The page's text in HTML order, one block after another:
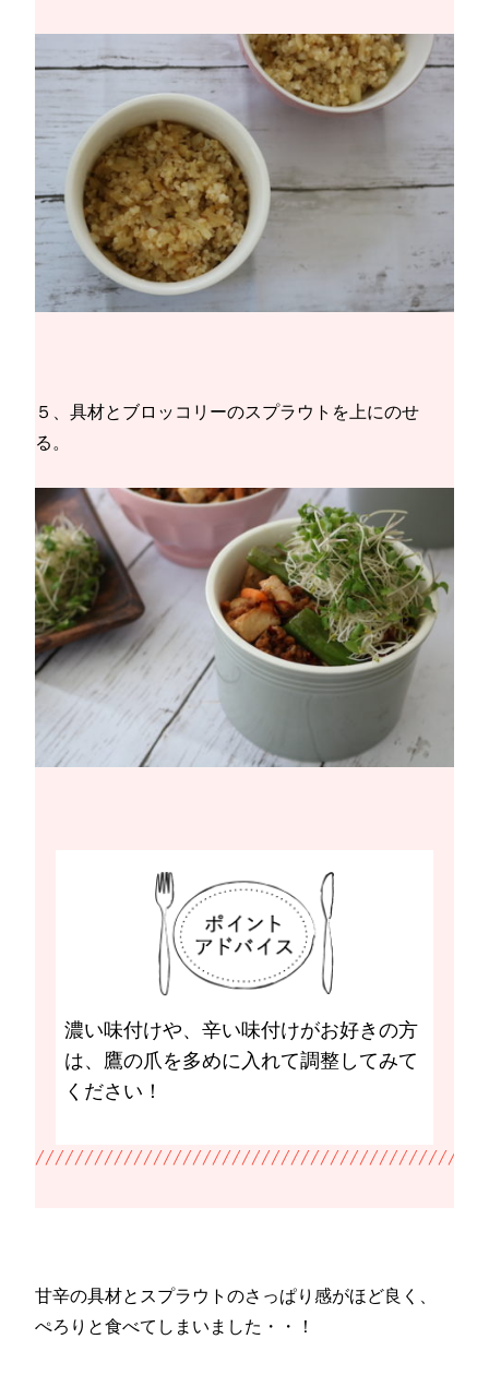
５、具材とブロッコリーのスプラウトを上にのせ
る。
濃い味付けや、辛い味付けがお好きの方
は、鷹の爪を多めに入れて調整してみて
ください！
甘辛の具材とスプラウトのさっぱり感がほど良く、
ぺろりと食べてしまいました・・！